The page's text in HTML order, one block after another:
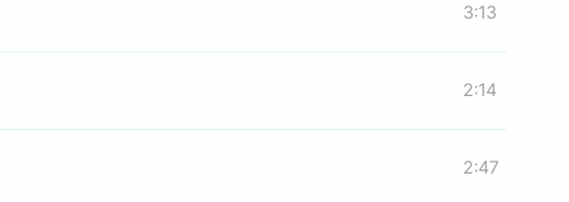
3:13
2:14
2:47